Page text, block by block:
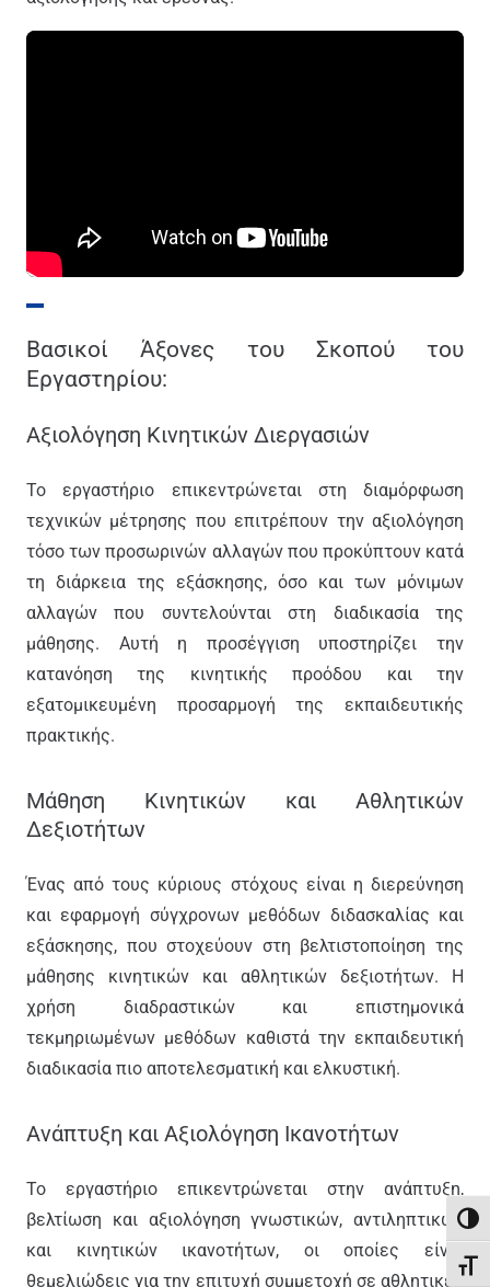
Βασικοί Άξονες του Σκοπού του
Εργαστηρίου:
Αξιολόγηση Κινητικών Διεργασιών
Το εργαστήριο επικεντρώνεται στη διαμόρφωση
τεχνικών μέτρησης που επιτρέπουν την αξιολόγηση
τόσο των προσωρινών αλλαγών που προκύπτουν κατά
τη διάρκεια της εξάσκησης, όσο και των μόνιμων
αλλαγών που συντελούνται στη διαδικασία της
μάθησης. Αυτή η προσέγγιση υποστηρίζει την
κατανόηση της κινητικής προόδου και την
εξατομικευμένη προσαρμογή της εκπαιδευτικής
πρακτικής.
Μάθηση Κινητικών και Αθλητικών
Δεξιοτήτων
Ένας από τους κύριους στόχους είναι η διερεύνηση
και εφαρμογή σύγχρονων μεθόδων διδασκαλίας και
εξάσκησης, που στοχεύουν στη βελτιστοποίηση της
μάθησης κινητικών και αθλητικών δεξιοτήτων. Η
χρήση διαδραστικών και επιστημονικά
τεκμηριωμένων μεθόδων καθιστά την εκπαιδευτική
διαδικασία πιο αποτελεσματική και ελκυστική.
Ανάπτυξη και Αξιολόγηση Ικανοτήτων
Το εργαστήριο επικεντρώνεται στην ανάπτυξη,
βελτίωση και αξιολόγηση γνωστικών, αντιληπτικών
και κινητικών ικανοτήτων, οι οποίες είναι
θεμελιώδεις για την επιτυχή συμμετοχή σε αθλητικές